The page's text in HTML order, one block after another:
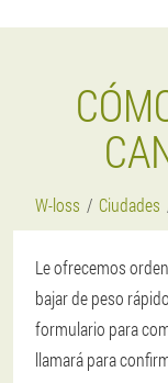
W-loss Ciudades
Le ofrecemos
bajar de peso
formulario para
llamará para